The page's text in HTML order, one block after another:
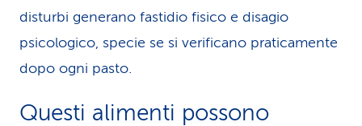
disturbi generano fastidio fisico e disagio
psicologico, specie se si verificano praticamente
dopo ogni pasto.
Questi alimenti possono